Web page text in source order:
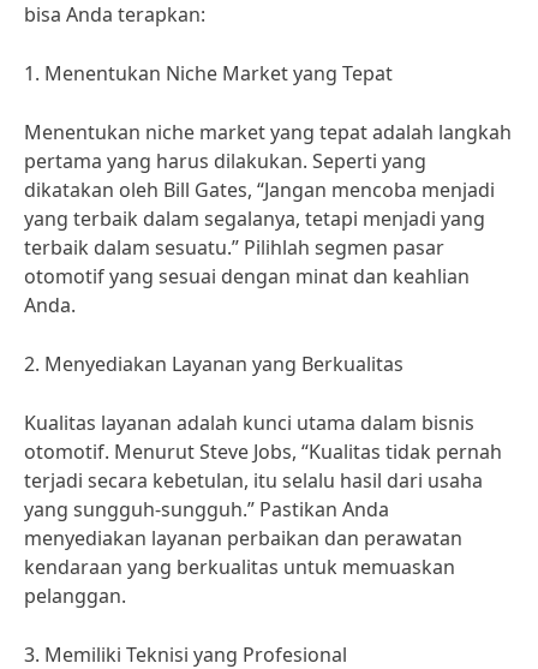
bisa Anda terapkan:
1. Menentukan Niche Market yang Tepat
Menentukan niche market yang tepat adalah langkah
pertama yang harus dilakukan. Seperti yang
dikatakan oleh Bill Gates, “Jangan mencoba menjadi
yang terbaik dalam segalanya, tetapi menjadi yang
terbaik dalam sesuatu.” Pilihlah segmen pasar
otomotif yang sesuai dengan minat dan keahlian
Anda.
2. Menyediakan Layanan yang Berkualitas
Kualitas layanan adalah kunci utama dalam bisnis
otomotif. Menurut Steve Jobs, “Kualitas tidak pernah
terjadi secara kebetulan, itu selalu hasil dari usaha
yang sungguh-sungguh.” Pastikan Anda
menyediakan layanan perbaikan dan perawatan
kendaraan yang berkualitas untuk memuaskan
pelanggan.
3. Memiliki Teknisi yang Profesional